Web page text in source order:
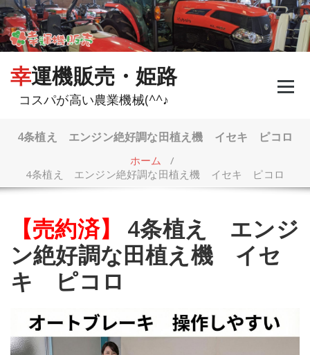
コ
ン
テ
ン
幸運機販売・姫路
コスパが高い農業機械(^^♪
4条植え エンジン絶好調な田植え機 イセキ ピコロ
ホーム /
4条植え エンジン絶好調な田植え機 イセキ ピコロ
【売約済】
4条植え エンジ
ン絶好調な田植え機 イセ
キ ピコロ